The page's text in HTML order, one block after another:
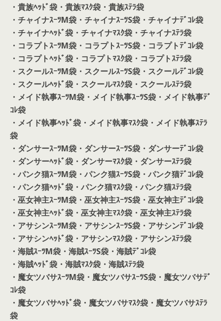
・貴族ﾍｯﾄﾞ袋 ・貴族ﾏｽｸ袋 ・貴族ｽﾃﾗ袋
・チャイナｽｰﾂM袋 ・チャイナｽｰﾂS袋 ・チャイナﾃﾞｺﾚ袋
・チャイナﾍｯﾄﾞ袋 ・チャイナﾏｽｸ袋 ・チャイナｽﾃﾗ袋
・コラプトｽｰﾂM袋 ・コラプトｽｰﾂS袋 ・コラプトﾃﾞｺﾚ袋
・コラプトﾍｯﾄﾞ袋 ・コラプトﾏｽｸ袋 ・コラプトｽﾃﾗ袋
・スクールｽｰﾂM袋 ・スクールｽｰﾂS袋 ・スクールﾃﾞｺﾚ袋
・スクールﾍｯﾄﾞ袋 ・スクールﾏｽｸ袋 ・スクールｽﾃﾗ袋
・メイド執事ｽｰﾂM袋 ・メイド執事ｽｰﾂS袋 ・メイド執事ﾃﾞ
ｺﾚ袋
・メイド執事ﾍｯﾄﾞ袋 ・メイド執事ﾏｽｸ袋 ・メイド執事ｽﾃﾗ
袋
・ダンサーｽｰﾂM袋 ・ダンサーｽｰﾂS袋 ・ダンサーﾃﾞｺﾚ袋
・ダンサーﾍｯﾄﾞ袋 ・ダンサーﾏｽｸ袋 ・ダンサーｽﾃﾗ袋
・パンク猫ｽｰﾂM袋 ・パンク猫ｽｰﾂS袋 ・パンク猫ﾃﾞｺﾚ袋
・パンク猫ﾍｯﾄﾞ袋 ・パンク猫ﾏｽｸ袋 ・パンク猫ｽﾃﾗ袋
・巫女神主ｽｰﾂM袋 ・巫女神主ｽｰﾂS袋 ・巫女神主ﾃﾞｺﾚ袋
・巫女神主ﾍｯﾄﾞ袋 ・巫女神主ﾏｽｸ袋 ・巫女神主ｽﾃﾗ袋
・アサシンｽｰﾂM袋 ・アサシンｽｰﾂS袋 ・アサシンﾃﾞｺﾚ袋
・アサシンﾍｯﾄﾞ袋 ・アサシンﾏｽｸ袋 ・アサシンｽﾃﾗ袋
・海賊ｽｰﾂM袋 ・海賊ｽｰﾂS袋 ・海賊ﾃﾞｺﾚ袋
・海賊ﾍｯﾄﾞ袋 ・海賊ﾏｽｸ袋 ・海賊ｽﾃﾗ袋
・魔女ツバサｽｰﾂM袋 ・魔女ツバサｽｰﾂS袋 ・魔女ツバサﾃﾞ
ｺﾚ袋
・魔女ツバサﾍｯﾄﾞ袋 ・魔女ツバサﾏｽｸ袋 ・魔女ツバサｽﾃﾗ
袋